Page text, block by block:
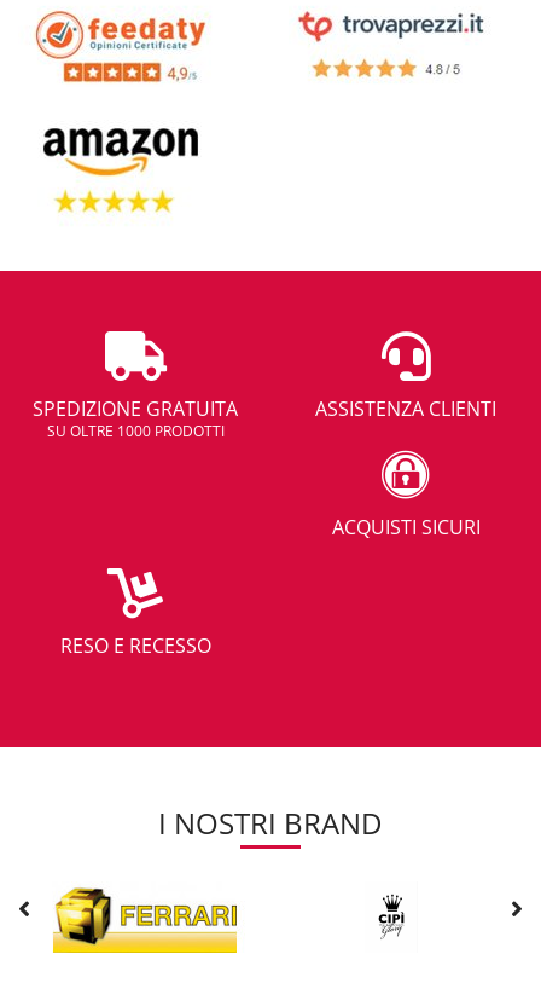
SPEDIZIONE GRATUITA
SU OLTRE 1000 PRODOTTI
ASSISTENZA CLIENTI
ACQUISTI SICURI
RESO E RECESSO
I NOSTRI BRAND